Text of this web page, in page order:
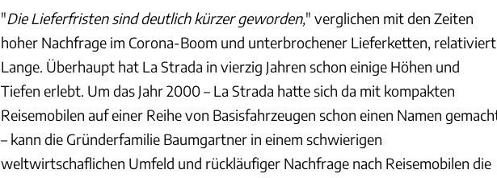
"Die Lieferfristen sind deutlich kürzer geworden," verglichen mit den Zeiten
hoher Nachfrage im Corona-Boom und unterbrochener Lieferketten, relativiert
Lange. Überhaupt hat La Strada in vierzig Jahren schon einige Höhen und
Tiefen erlebt. Um das Jahr 2000 – La Strada hatte sich da mit kompakten
Reisemobilen auf einer Reihe von Basisfahrzeugen schon einen Namen
– kann die Gründerfamilie Baumgartner in einem schwierigen
weltwirtschaflichen Umfeld und rückläufiger Nachfrage nach Reisemobilen die